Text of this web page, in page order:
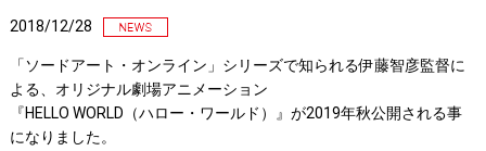
2018/12/28
「ソードアート・オンライン」シリーズで知られる伊藤智彦監督に
よる、オリジナル劇場アニメーション
『HELLO WORLD（ハロー・ワールド）』が2019年秋公開される事
になりました。